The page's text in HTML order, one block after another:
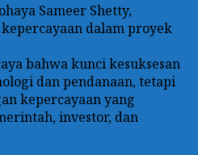
Sameer Shetty,
dalam proyek
bahwa kunci kesuksesan
dan pendanaan, tetapi
kepercayaan yang
investor, dan